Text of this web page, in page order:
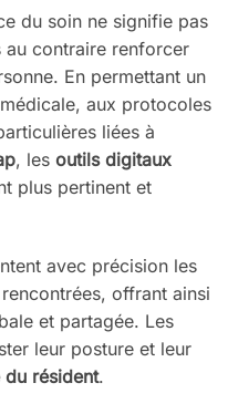
du soin ne signifie pas
au contraire renforcer
En permettant un
aux protocoles
liées à
, les outils digitaux
plus pertinent et
avec précision les
offrant ainsi
et partagée. Les
leur posture et leur
résident.